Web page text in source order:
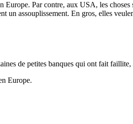
Par contre, aux USA, les
un assouplissement. En gros, elles
de petites banques qui ont fait
Europe.